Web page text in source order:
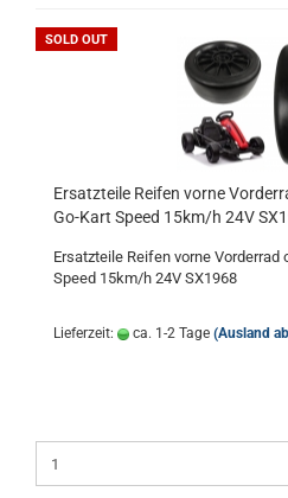
SOLD OUT
Ersatzteile Reifen vorne
Go-Kart Speed 15km/h 24V
Ersatzteile Reifen vorne
Speed 15km/h 24V SX1968
Lieferzeit: ca. 1-2 Tage (Ausland